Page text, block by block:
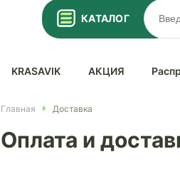
КАТАЛОГ
KRASAVIK АКЦИЯ
Главная Доставка
Оплата и